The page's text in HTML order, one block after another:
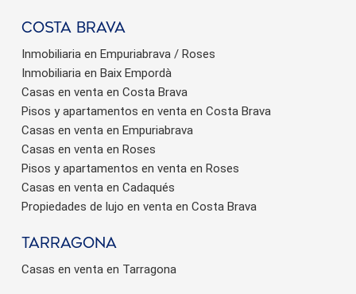
Costa brava
Inmobiliaria en Empuriabrava / Roses
Inmobiliaria en Baix Empordà
Casas en venta en Costa Brava
Pisos y apartamentos en venta en Costa Brava
Casas en venta en Empuriabrava
Casas en venta en Roses
Pisos y apartamentos en venta en Roses
Casas en venta en Cadaqués
Propiedades de lujo en venta en Costa Brava
Tarragona
Casas en venta en Tarragona